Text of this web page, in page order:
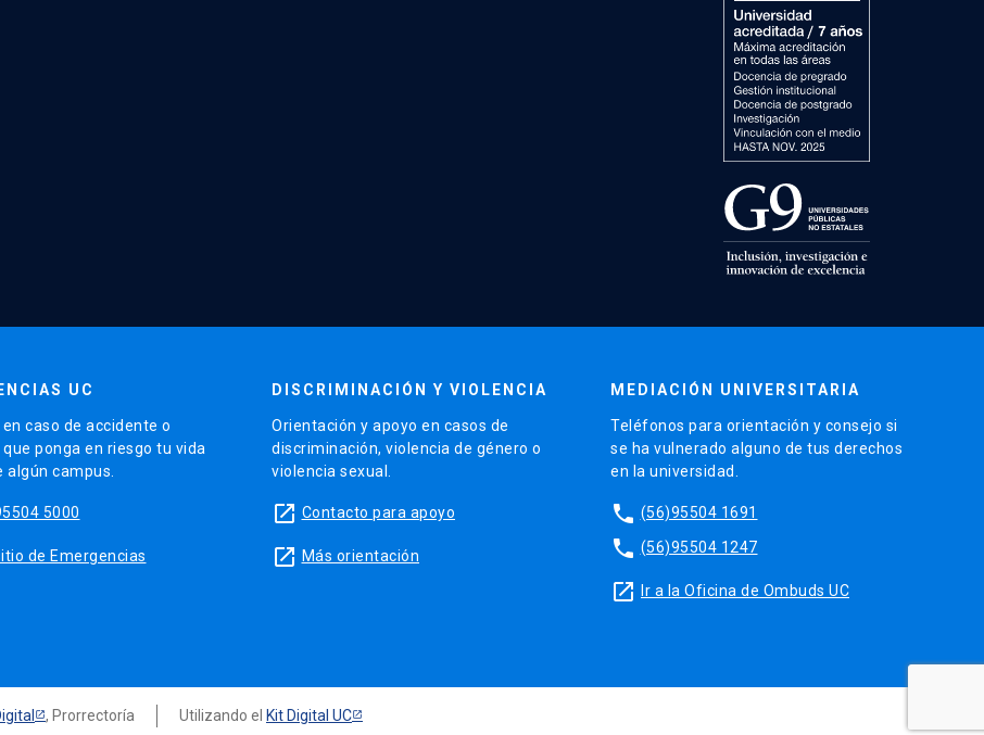
UC
caso de accidente o
ponga en riesgo tu vida
algún campus.
5000
de Emergencias
DISCRIMINACIÓN Y VIOLENCIA
Orientación y apoyo en casos de
discriminación, violencia de género o
violencia sexual.
launch Contacto para apoyo
launch Más orientación
MEDIACIÓN UNIVERSITARIA
Teléfonos para orientación y consejo si
se ha vulnerado alguno de tus derechos
en la universidad.
phone (56)95504 1691
phone (56)95504 1247
launch Ir a la Oficina de Ombuds UC
, Prorrectoría Utilizando el Kit Digital UC